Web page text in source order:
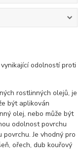
odolností proti
rostlinných olejů, je
být aplikován
olej, nebo může být
odolnost povrchu
Je vhodný pro
ořech, dub kouřový